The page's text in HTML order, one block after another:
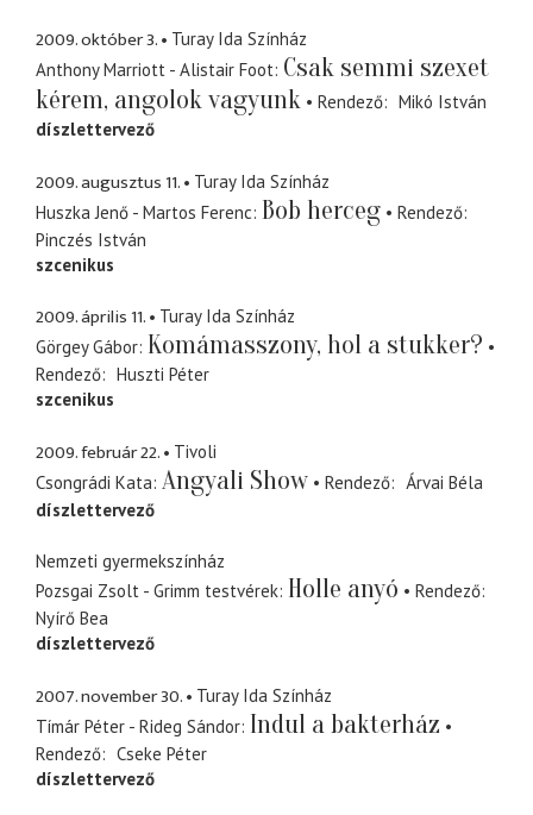
2009. október 3.
Turay Ida Színház
Anthony Marriott - Alistair Foot Csak semmi szexet
kérem, angolok vagyunk
Rendező
Mikó István
díszlettervező
2009. augusztus 11.
Turay Ida Színház
Huszka Jenő - Martos Ferenc Bob herceg
Rendező
Pinczés István
szcenikus
2009. április 11.
Turay Ida Színház
Görgey Gábor Komámasszony, hol a stukker?
Rendező
Huszti Péter
szcenikus
2009. február 22.
Tivoli
Csongrádi Kata Angyali Show Rendező
Árvai Béla
díszlettervező
Nemzeti gyermekszínház
Pozsgai Zsolt - Grimm testvérek Holle anyó
Rendező
Nyírő Bea
díszlettervező
2007. november 30.
Turay Ida Színház
Tímár Péter - Rideg Sándor Indul a bakterház
Rendező
Cseke Péter
díszlettervező